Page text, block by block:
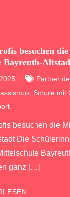
besuchen die
Bayreuth-
Partner
Schule mit
besuchen die
Die
ganz […]